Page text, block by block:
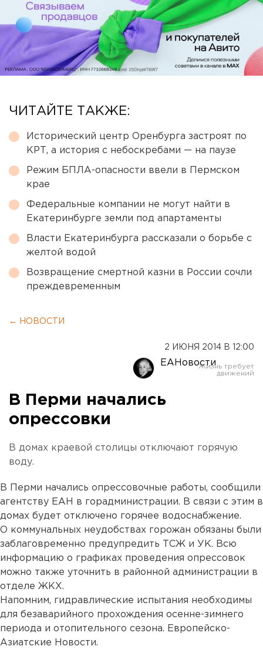
ЧИТАЙТЕ ТАКЖЕ:
Исторический центр Оренбурга застроят по
КРТ, а история с небоскребами — на паузе
Режим БПЛА-опасности ввели в Пермском
крае
Федеральные компании не могут найти в
Екатеринбурге земли под апартаменты
Власти Екатеринбурга рассказали о борьбе с
желтой водой
Возвращение смертной казни в России сочли
преждевременным
← НОВОСТИ
2 ИЮНЯ 2014 В 12:00
ЕАНовости
В Перми начались
опрессовки
В домах краевой столицы отключают горячую
воду.
В Перми начались опрессовочные работы, сообщили
агентству ЕАН в горадминистрации. В связи с этим в
домах будет отключено горячее водоснабжение.
О коммунальных неудобствах горожан обязаны были
заблаговременно предупредить ТСЖ и УК. Всю
информацию о графиках проведения опрессовок
можно также уточнить в районной администрации в
отделе ЖКХ.
Напомним, гидравлические испытания необходимы
для безаварийного прохождения осенне-зимнего
периода и отопительного сезона. Европейско-
Азиатские Новости.